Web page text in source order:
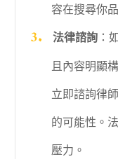
容在搜尋你
法律諮詢：
且內容明顯
立即諮詢律
的可能性。
壓力。